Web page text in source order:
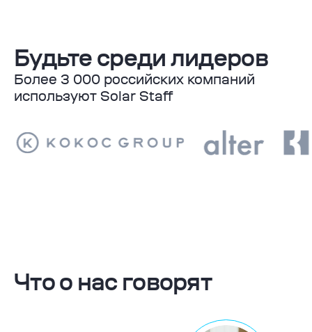
Будьте среди лидеров
Более 3 000 российских компаний
используют Solar Staff
Что о нас говорят